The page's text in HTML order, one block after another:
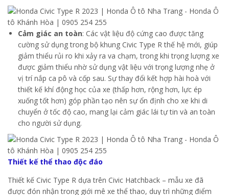
Cảm giác an toàn: Các vật liệu độ cứng cao được tăng
cường sử dụng trong bộ khung Civic Type R thế hệ mới, giúp
giảm thiểu rủi ro khi xảy ra va chạm, trong khi trọng lượng xe
được giảm thiểu nhờ sử dụng vật liệu với trọng lượng nhẹ ở
vị trí nắp ca pô và cốp sau. Sự thay đổi kết hợp hài hoà với
thiết kế khí động học của xe (thấp hơn, rộng hơn, lực ép
xuống tốt hơn) góp phần tạo nên sự ổn định cho xe khi di
chuyển ở tốc độ cao, mang lại cảm giác lái tự tin và an toàn
cho người sử dụng.
Thiết kế thể thao độc đáo
Thiết kế Civic Type R dựa trên Civic Hatchback – mẫu xe đã
được đón nhận trong giới mê xe thể thao, duy trì những điểm